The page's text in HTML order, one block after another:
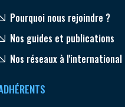
Pourquoi nous rejoindre ?
Nos guides et publications
Nos réseaux à l'international